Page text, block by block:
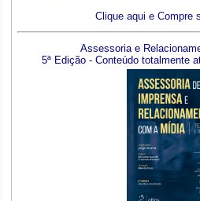
Clique aqui e Compre
Assessoria e
5ª Edição - Conteúdo totalmente